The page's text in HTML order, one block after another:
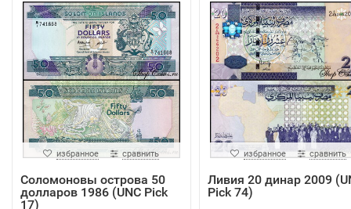
избранное сравнить
Соломоновы острова 50
долларов 1986 (UNC Pick
17)
избранное сравнить
Ливия 20 динар 2009
Pick 74)